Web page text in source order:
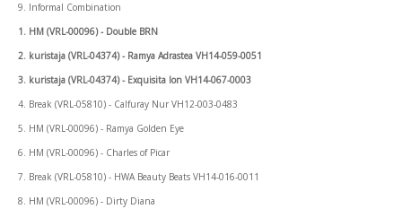
9. Informal Combination
1. HM (VRL-00096) - Double BRN
2. kuristaja (VRL-04374) - Ramya Adrastea VH14-059-0051
3. kuristaja (VRL-04374) - Exquisita Ion VH14-067-0003
4. Break (VRL-05810) - Calfuray Nur VH12-003-0483
5. HM (VRL-00096) - Ramya Golden Eye
6. HM (VRL-00096) - Charles of Picar
7. Break (VRL-05810) - HWA Beauty Beats VH14-016-0011
8. HM (VRL-00096) - Dirty Diana